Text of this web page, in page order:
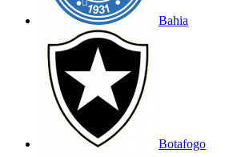
Bahia
Botafogo